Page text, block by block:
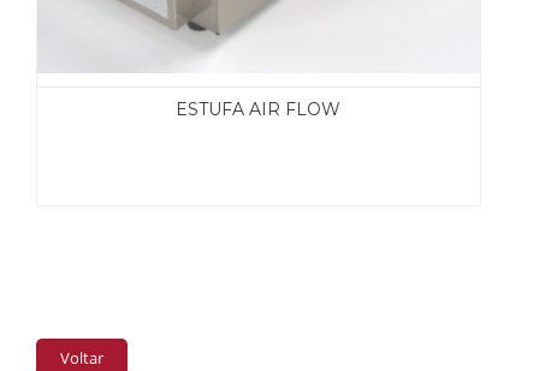
ESTUFA AIR FLOW
Voltar